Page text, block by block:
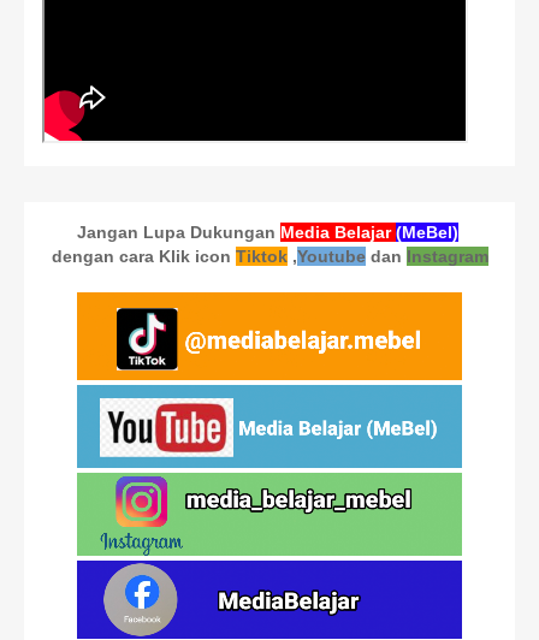
Jangan Lupa Dukungan Media Belajar(MeBel)
dengan cara Klik icon Tiktok,Youtubedan Instagram